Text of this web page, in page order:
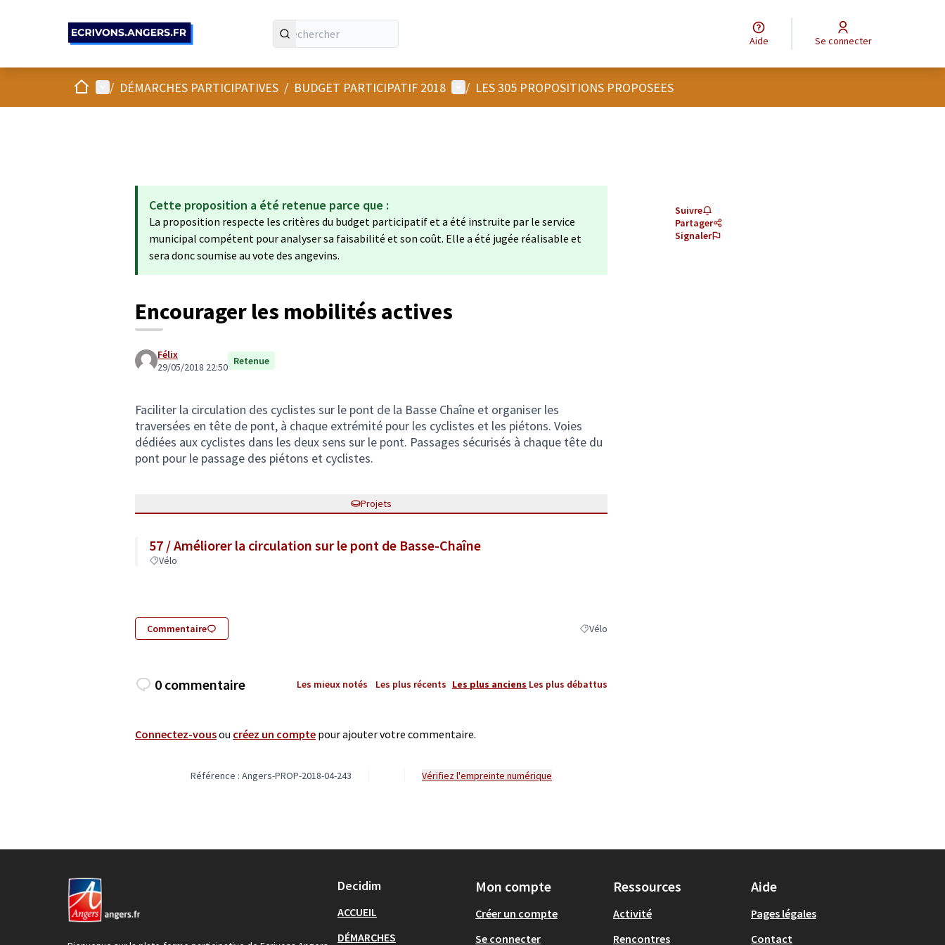
Aide Se connecter
AccueilMenu principal
/ DÉMARCHES PARTICIPATIVES / BUDGET PARTICIPATIF 2018 Menu utilisateur
/ LES 305 PROPOSITIONS PROPOSEES
Cette proposition a été retenue parce que :
La proposition respecte les critères du budget participatif et a été instruite par le service
municipal compétent pour analyser sa faisabilité et son coût. Elle a été jugée réalisable et
sera donc soumise au vote des angevins.
Encourager les mobilités actives
Félix
29/05/2018 22:50 Retenue
Faciliter la circulation des cyclistes sur le pont de la Basse Chaîne et organiser les
traversées en tête de pont, à chaque extrémité pour les cyclistes et les piétons. Voies
dédiées aux cyclistes dans les deux sens sur le pont. Passages sécurisés à chaque tête du
pont pour le passage des piétons et cyclistes.
Projets
57 / Améliorer la circulation sur le pont de Basse-Chaîne
Vélo
Commentaire Filtrer les résultats de la catégorie : Vélo
Vélo
Suivre
Partager
Signaler
0 commentaire Les mieux notés Les plus récents Les plus anciens Les plus débattus
Connectez-vousou créez un compte pour ajouter votre commentaire.
Référence : Angers-PROP-2018-04-243 Vérifiez l'empreinte numérique
Decidim
ACCUEIL
DÉMARCHES
Mon compte
Créer un compte
Se connecter
Ressources
Activité
Rencontres
Aide
Pages légales
Contact